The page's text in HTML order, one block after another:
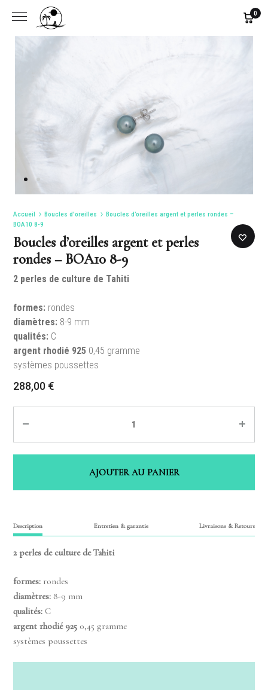
0
Accueil Boucles d'oreilles
Boucles d’oreilles argent et perles rondes –
BOA10 8-9
Boucles d’oreilles argent et perles
rondes – BOA10 8-9
2 perles de culture de Tahiti
formes: rondes
diamètres: 8-9 mm
qualités: C
argent rhodié 925 0,45 gramme
systèmes poussettes
288,00 €
AJOUTER AU PANIER
Description Entretien & garantie Livraisons & Retours
2 perles de culture de Tahiti
formes: rondes
diamètres: 8-9 mm
qualités: C
argent rhodié 925 0,45 gramme
systèmes poussettes